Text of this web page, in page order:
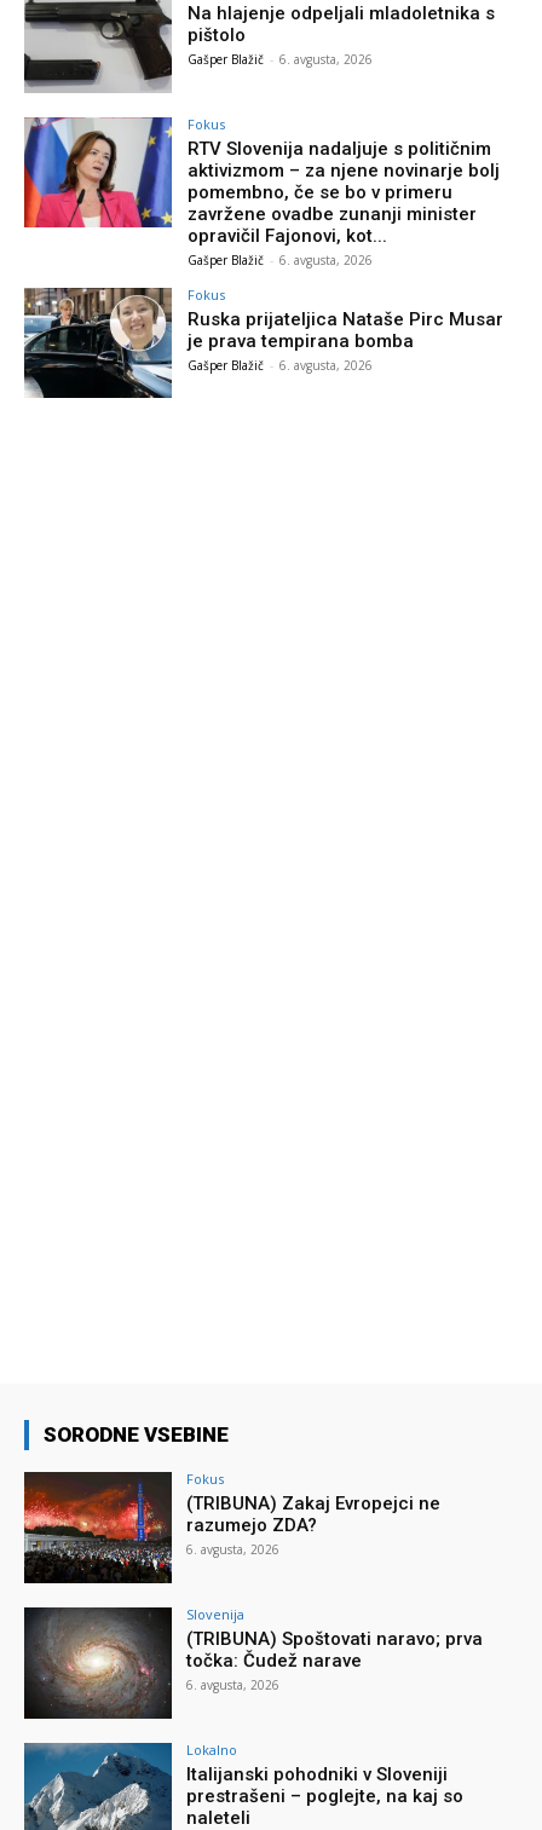
Na hlajenje odpeljali mladoletnika s
pištolo
Gašper Blažič - 6. avgusta, 2026
Fokus
RTV Slovenija nadaljuje s političnim
aktivizmom – za njene novinarje bolj
pomembno, če se bo v primeru
zavržene ovadbe zunanji minister
opravičil Fajonovi, kot...
Gašper Blažič - 6. avgusta, 2026
Fokus
Ruska prijateljica Nataše Pirc Musar
je prava tempirana bomba
Gašper Blažič - 6. avgusta, 2026
SORODNE VSEBINE
Fokus
(TRIBUNA) Zakaj Evropejci ne
razumejo ZDA?
6. avgusta, 2026
Slovenija
(TRIBUNA) Spoštovati naravo; prva
točka: Čudež narave
6. avgusta, 2026
Lokalno
Italijanski pohodniki v Sloveniji
prestrašeni – poglejte, na kaj so
naleteli